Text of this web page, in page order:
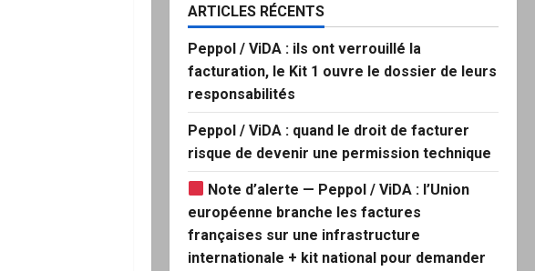
ARTICLES RÉCENTS
Peppol / ViDA : ils ont verrouillé la
facturation, le Kit 1 ouvre le dossier de leurs
responsabilités
Peppol / ViDA : quand le droit de facturer
risque de devenir une permission technique
Note d’alerte — Peppol / ViDA : l’Union
européenne branche les factures
françaises sur une infrastructure
internationale + kit national pour demander